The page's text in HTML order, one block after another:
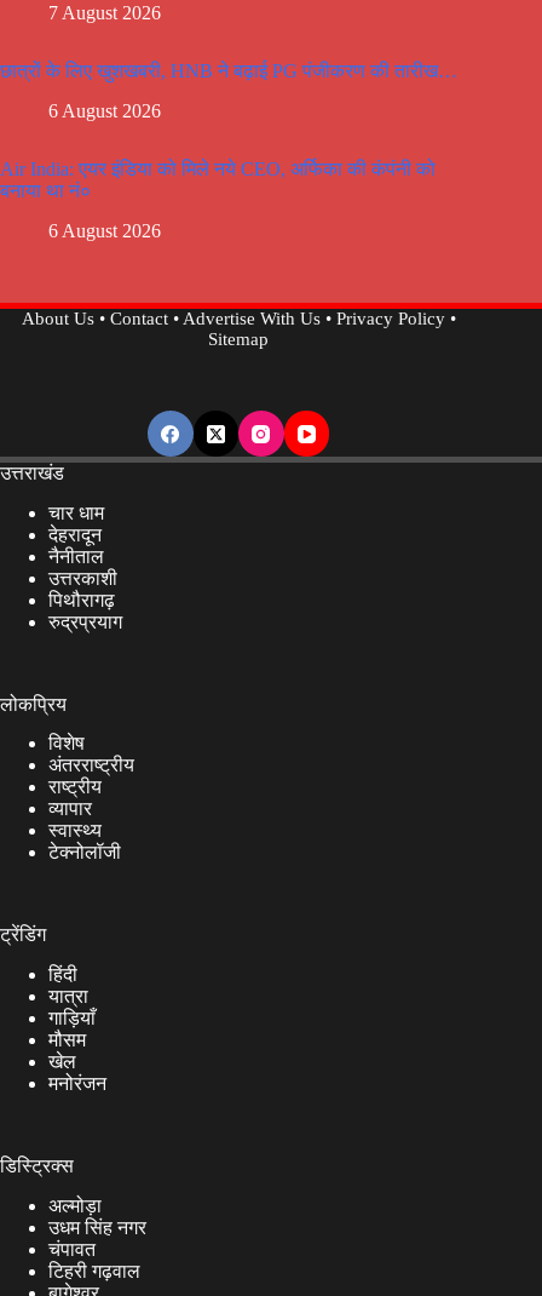
7 August 2026
छात्रों के लिए खुशखबरी, HNB ने बढ़ाई PG पंजीकरण की तारीख…
6 August 2026
Air India: एयर इंडिया को मिले नये CEO, अर्फिका की कंपंनी को
बनाया था नं०
6 August 2026
About Us• Contact•Advertise With Us• Privacy Policy•
Sitemap
उत्तराखंड
चार धाम
देहरादून
नैनीताल
उत्तरकाशी
पिथौरागढ़
रुद्रप्रयाग
लोकप्रिय
विशेष
अंतरराष्ट्रीय
राष्ट्रीय
व्यापार
स्वास्थ्य
टेक्नोलॉजी
ट्रेंडिंग
हिंदी
यात्रा
गाड़ियाँ
मौसम
खेल
मनोरंजन
डिस्ट्रिक्स
अल्मोड़ा
उधम सिंह नगर
चंपावत
टिहरी गढ़वाल